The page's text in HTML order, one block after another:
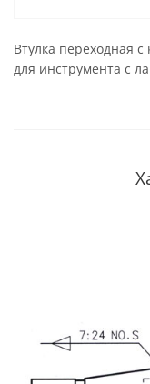
Втулка переходная
для инструмента с